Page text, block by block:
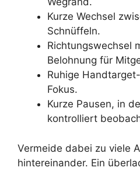
Kurze Wechsel
Schnüffeln.
Richtungswechsel
Belohnung für
Ruhige
Fokus.
Kurze Pausen, in
kontrolliert
Vermeide dabei zu viele
hintereinander. Ein